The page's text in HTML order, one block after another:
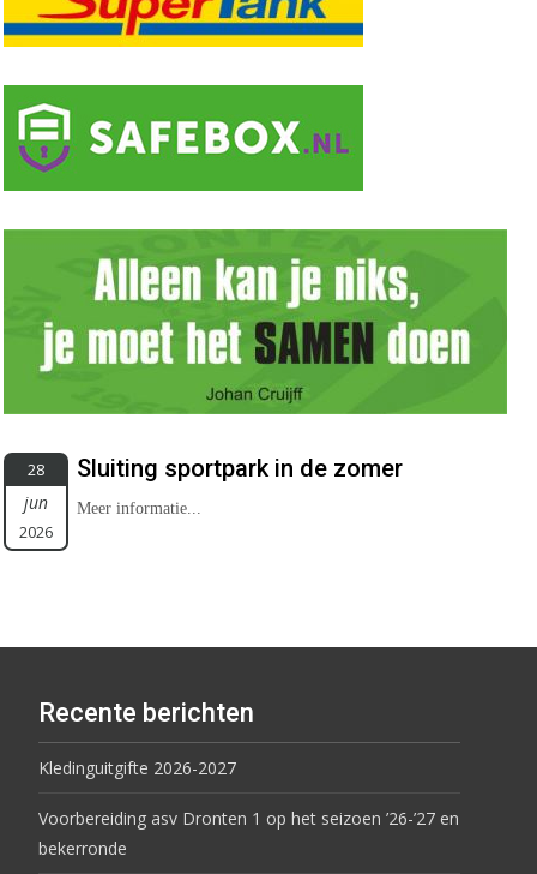
28
jun
2026
Sluiting sportpark in de zomer
Meer informatie...
Recente berichten
Kledinguitgifte 2026-2027
Voorbereiding asv Dronten 1 op het seizoen ’26-’27 en
bekerronde